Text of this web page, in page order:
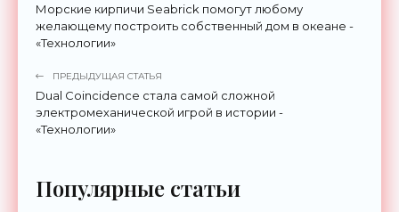
Морские кирпичи Seabrick помогут любому
желающему построить собственный дом в океане -
«Технологии»
ПРЕДЫДУЩАЯ СТАТЬЯ
Dual Coincidence стала самой сложной
электромеханической игрой в истории -
«Технологии»
Популярные статьи